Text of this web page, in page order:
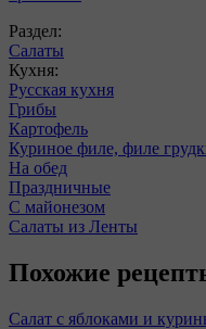
Раздел:
Салаты
Кухня:
Русская кухня
Грибы
Картофель
Куриное филе, филе
На обед
Праздничные
С майонезом
Салаты из Ленты
Похожие
Салат с яблоками и